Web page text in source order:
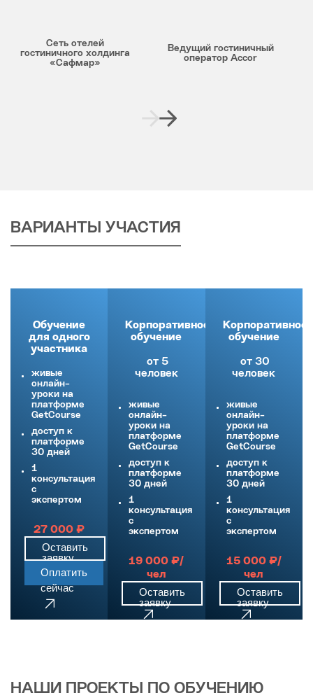
Cеть отелей
гостиничного холдинга
«Сафмар»
Ведущий гостиничный
оператор Accor
ВАРИАНТЫ УЧАСТИЯ
Обучение
для одного
участника
живые
онлайн-
уроки на
платформе
GetCourse
доступ к
платформе
30 дней
1
консультация
c
экспертом
27 000 ₽
Оставить
заявку
Оплатить
сейчас
Корпоративное
обучение
от 5
человек
живые
онлайн-
уроки на
платформе
GetCourse
доступ к
платформе
30 дней
1
консультация
c
экспертом
19 000 ₽/
чел
Оставить
заявку
Корпоративное
обучение
от 30
человек
живые
онлайн-
уроки на
платформе
GetCourse
доступ к
платформе
30 дней
1
консультация
c
экспертом
15 000 ₽/
чел
Оставить
заявку
НАШИ ПРОЕКТЫ ПО ОБУЧЕНИЮ